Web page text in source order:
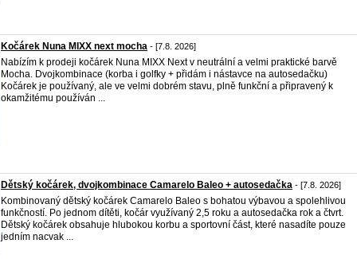
Kočárek Nuna MIXX next mocha - [7.8. 2026]
Nabízím k prodeji kočárek Nuna MIXX Next v neutrální a velmi praktické barvě
Mocha. Dvojkombinace (korba i golfky + přidám i nástavce na autosedačku)
Kočárek je používaný, ale ve velmi dobrém stavu, plně funkční a připravený k
okamžitému používán ...
Dětský kočárek, dvojkombinace Camarelo Baleo + autosedačka - [7.8. 2026]
Kombinovaný dětský kočárek Camarelo Baleo s bohatou výbavou a spolehlivou
funkčností. Po jednom dítěti, kočár využívaný 2,5 roku a autosedačka rok a čtvrt.
Dětský kočárek obsahuje hlubokou korbu a sportovní část, které nasadíte pouze
jedním nacvak ...